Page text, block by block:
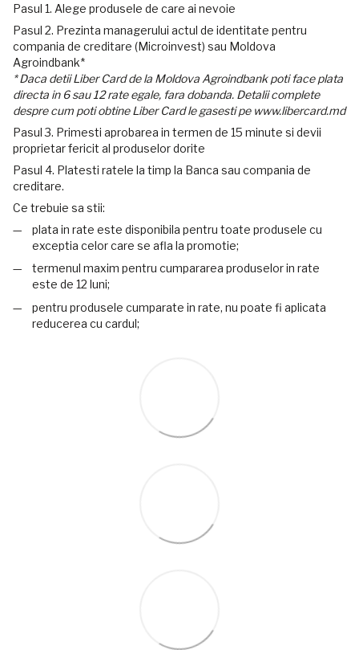
Pasul 1. Alege produsele de care ai nevoie
Pasul 2. Prezinta managerului actul de identitate pentru
compania de creditare (Microinvest) sau Moldova
Agroindbank*
* Daca detii Liber Card de la Moldova Agroindbank poti face plata
directa in 6 sau 12 rate egale, fara dobanda. Detalii complete
despre cum poti obtine Liber Card le gasesti pe www.libercard.md
Pasul 3. Primesti aprobarea in termen de 15 minute si devii
proprietar fericit al produselor dorite
Pasul 4. Platesti ratele la timp la Banca sau compania de
creditare.
Ce trebuie sa stii:
plata in rate este disponibila pentru toate produsele cu
exceptia celor care se afla la promotie;
termenul maxim pentru cumpararea produselor in rate
este de 12 luni;
pentru produsele cumparate in rate, nu poate fi aplicata
reducerea cu cardul;